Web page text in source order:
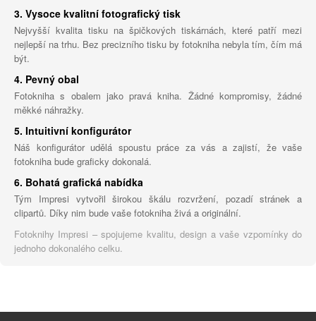
3. Vysoce kvalitní fotografický tisk
Nejvyšší kvalita tisku na špičkových tiskárnách, které patří mezi
nejlepší na trhu. Bez precizního tisku by fotokniha nebyla tím, čím má
být.
4. Pevný obal
Fotokniha s obalem jako pravá kniha. Žádné kompromisy, žádné
měkké náhražky.
5. Intuitivní konfigurátor
Náš konfigurátor udělá spoustu práce za vás a zajistí, že vaše
fotokniha bude graficky dokonalá.
6. Bohatá grafická nabídka
Tým Impresi vytvořil širokou škálu rozvržení, pozadí stránek a
clipartů. Díky nim bude vaše fotokniha živá a originální.
Fotoknihy Impresi – spojujeme kvalitu, design a vaše vzpomínky do
jednoho dokonalého celku.